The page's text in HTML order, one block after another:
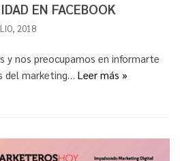
EN FACEBOOK
2018
y nos preocupamos en informarte
del marketing… Leer más »